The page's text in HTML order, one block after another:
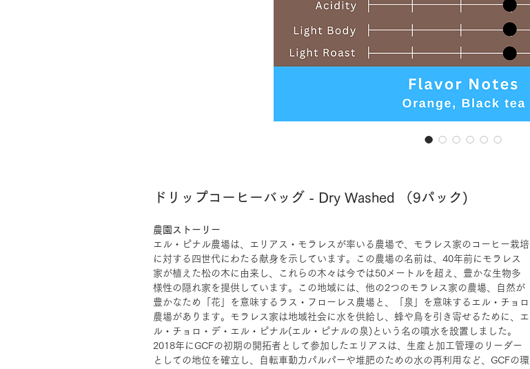
ドリップコーヒーバッグ - Dry Washed （9パック)
農園ストーリー
エル・ピナル農場は、エリアス・モラレスが率いる農場で、モラレス家のコーヒー栽培
に対する四世代にわたる献身を示しています。この農場の名前は、40年前にモラレス
家が植えた松の木に由来し、これらの木々は今では50メートルを超え、豊かな生物多
様性の隠れ家を提供しています。この地域には、他の2つのモラレス家の農場、自然が
豊かなため「花」を意味するラス・フローレス農場と、「泉」を意味するエル・チョロ
農場があります。モラレス家は地域社会に水を供給し、蜂や鳥を引き寄せるために、エ
ル・チョロ・デ・エル・ピナル(エル・ピナルの泉)という名の噴水を設置しました。
2018年にGCFの初期の開拓者として参加したエリアスは、生産と加工管理のリーダー
としての地位を確立し、自転車動力パルパーや堆肥のための水の再利用など、GCFの環